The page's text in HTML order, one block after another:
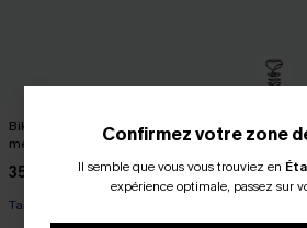
Bikini bleu intense esprit bord de
mer
35,00 €
Taille haute
Maillot
coupe
38,00
Confirmez votre zone
Il semble que vous vous trouviez en
expérience optimale, passez sur